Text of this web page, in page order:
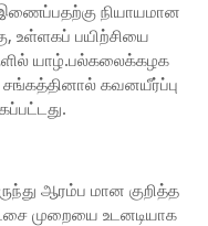
நியாயமான
உள்ளகப் பயிற்சியை
யாழ்.பல்கலைக்கழக
கவனயீர்ப்பு
ஆரம்ப மான குறித்த
முறையை உடனடியாக